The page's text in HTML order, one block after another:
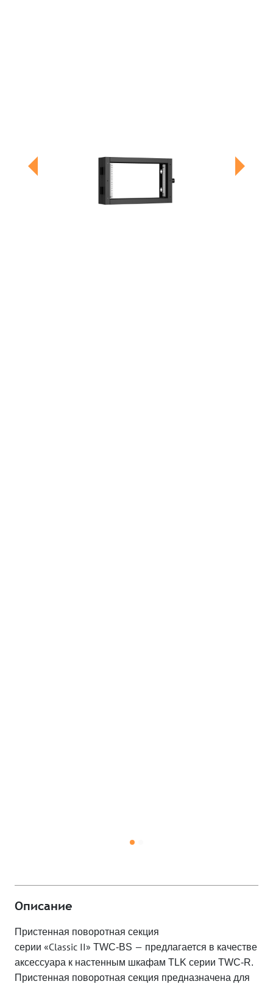
Описание
Пристенная поворотная секция
серии «Classic II» TWC-BS — предлагается в качестве
аксессуара к настенным шкафам TLK серии TWC-R.
Пристенная поворотная секция предназначена для